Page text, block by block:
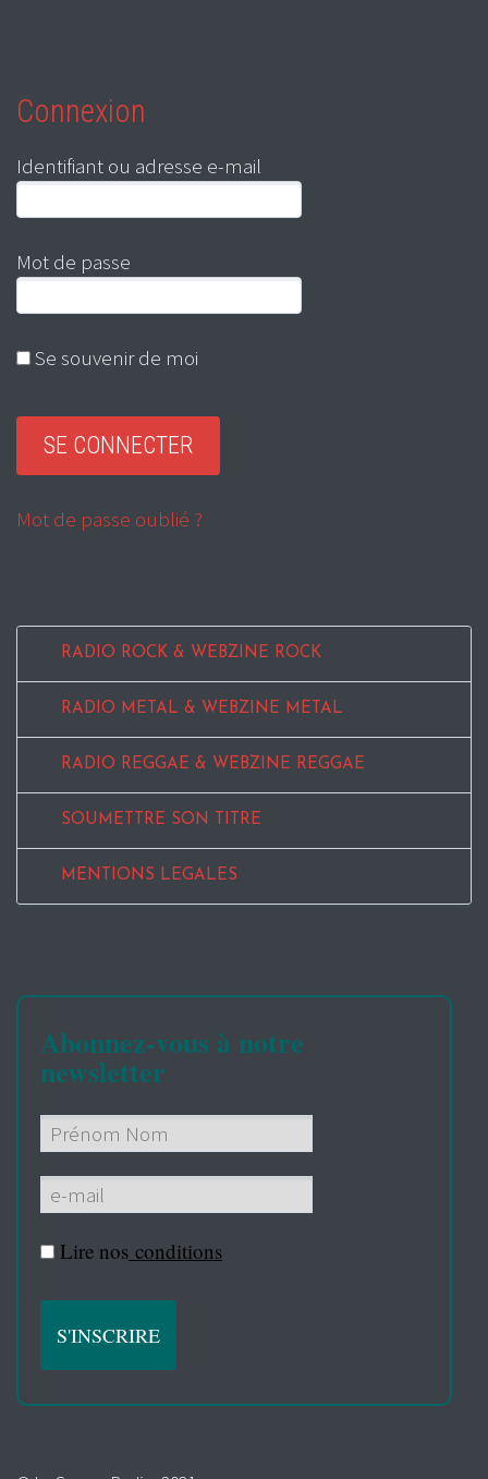
Connexion
Identifiant ou adresse e-mail
Mot de passe
Se souvenir de moi
Mot de passe oublié ?
RADIO ROCK & WEBZINE ROCK
RADIO METAL & WEBZINE METAL
RADIO REGGAE & WEBZINE REGGAE
SOUMETTRE SON TITRE
MENTIONS LEGALES
Abonnez-vous à notre
newsletter
Lire nos conditions